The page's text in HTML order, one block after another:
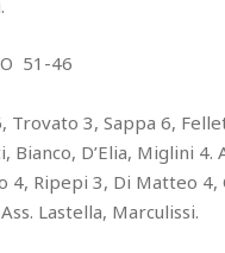
51-46
Trovato 3, Sappa 6,
D’Elia, Miglini 4.
4, Ripepi 3, Di Matteo
Lastella, Marculissi.